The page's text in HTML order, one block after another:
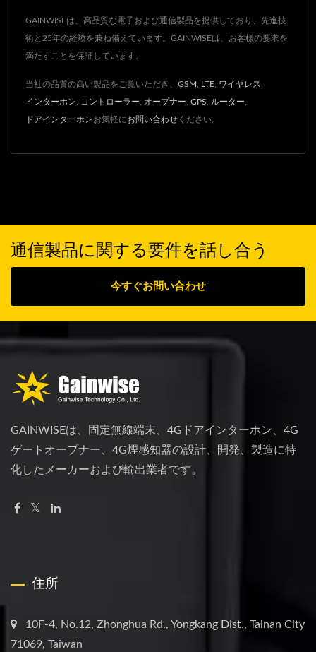
GAINWISEは、高品質な電子および通信製品を提供しており、先進技
術と25年の経験を兼ね備えています。GAINWISEは、お客様の要求を
満たすことを保証しています。
当社の品質の高い製品をご覧いただき、 GSM LTE ワイヤレス
インターホン コントローラー オープナー GPS ルーター
ドアインターホンお気軽にお問い合わせ ください。
通信製品に関する要件を話し合う
今すぐお問い合わせ
GAINWISEは、固定無線端末、4Gドアインターホン、4G
ゲートオープナー、4G煙感知器の設計、開発、製造に特
化したメーカーおよび輸出業者です。
住所
10F-4, No.12, Zhonghua Rd., Yongkang Dist., Tainan City
71069, Taiwan